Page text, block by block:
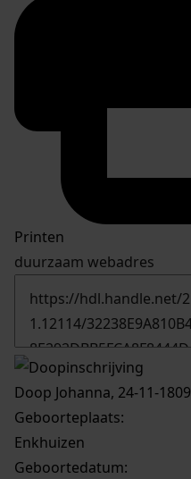
Printen
duurzaam webadres
Doop Johanna, 24-11-1809
Geboorteplaats:
Enkhuizen
Geboortedatum: